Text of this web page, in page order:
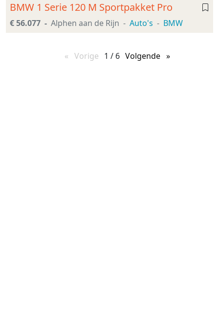
BMW 1 Serie 120 M Sportpakket Pro
€ 56.077 Alphen aan de Rijn Auto's BMW
Vorige pagina
1 / 6 Volgende pagina